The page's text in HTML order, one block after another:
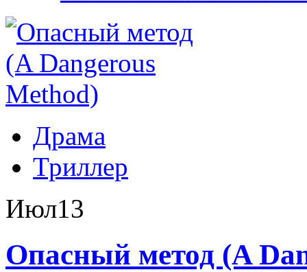
Драма
Триллер
Июл13
Опасный метод (A